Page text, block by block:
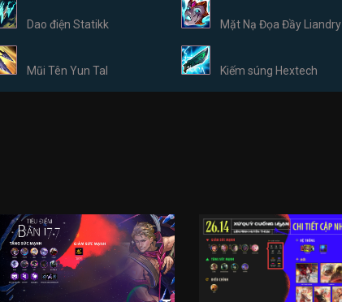
Dao điện Statikk Mặt Nạ Đọa Đầy Liandry
Mũi Tên Yun Tal Kiếm súng Hextech